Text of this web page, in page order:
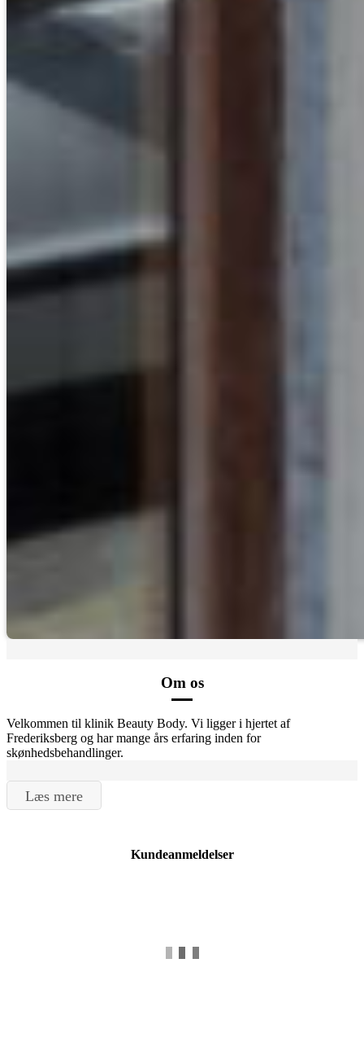
Om os
Velkommen til klinik Beauty Body. Vi ligger i hjertet af
Frederiksberg og har mange års erfaring inden for
skønhedsbehandlinger.
Læs mere
Kundeanmeldelser